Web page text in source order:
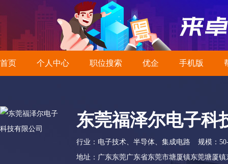
首页 个人中心 职位搜索 优企 手机版
东莞福泽尔电子科
行业：电子技术、半导体、集成电路
规模：
地址：广东东莞广东省东莞市塘厦镇东莞塘厦镇